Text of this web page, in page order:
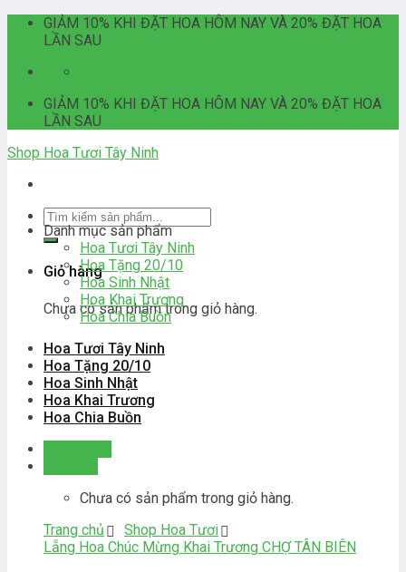
Skip
GIẢM 10% KHI ĐẶT HOA HÔM NAY VÀ 20% ĐẶT HOA
LẦN SAU
GIẢM 10% KHI ĐẶT HOA HÔM NAY VÀ 20% ĐẶT HOA
LẦN SAU
Shop Hoa Tươi Tây Ninh
Tìm
kiếm:
Giỏ hàng
Chưa có sản phẩm trong giỏ hàng.
Danh mục sản phẩm
Hoa Tươi Tây Ninh
Hoa Tặng 20/10
Hoa Sinh Nhật
Hoa Khai Trương
Hoa Chia Buồn
Hoa Tươi Tây Ninh
Hoa Tặng 20/10
Hoa Sinh Nhật
Hoa Khai Trương
Hoa Chia Buồn
Chưa có sản phẩm trong giỏ hàng.
Trang chủ
Shop Hoa Tươi
Lẵng Hoa Chúc Mừng Khai Trương CHỢ TÂN BIÊN